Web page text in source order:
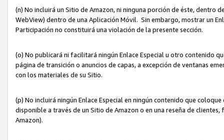
(n) No incluirá un Sitio de Amazon, ni ninguna porción de éste,
WebView) dentro de una Aplicación Móvil. Sin embargo, mostrar un
Participación no constituirá una violación de la presente sección.
(o) No publicará ni facilitará ningún Enlace Especial u otro contenido
página de transición o anuncios de capas, a excepción de ventanas
con los materiales de su Sitio.
(p) No incluirá ningún Enlace Especial en ningún contenido que
disponible a través de un Sitio de Amazon o en una reseña de
Amazon).